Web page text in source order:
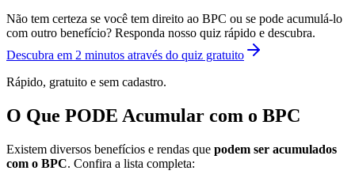
Não tem certeza se você tem direito ao BPC ou se pode acumulá-lo
com outro benefício? Responda nosso quiz rápido e descubra.
Descubra em 2 minutos através do quiz gratuito
Rápido, gratuito e sem cadastro.
O Que PODE Acumular com o BPC
Existem diversos benefícios e rendas que podem ser acumulados
com o BPC. Confira a lista completa: